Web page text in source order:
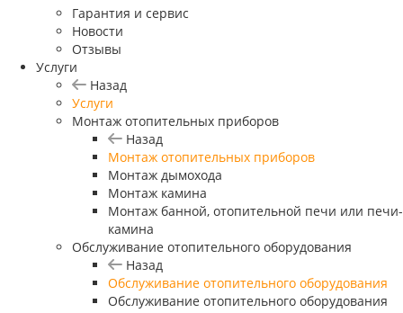
Гарантия и сервис
Новости
Отзывы
Услуги
Назад
Услуги
Монтаж отопительных приборов
Назад
Монтаж отопительных приборов
Монтаж дымохода
Монтаж камина
Монтаж банной, отопительной печи или печи-
камина
Обслуживание отопительного оборудования
Назад
Обслуживание отопительного оборудования
Обслуживание отопительного оборудования